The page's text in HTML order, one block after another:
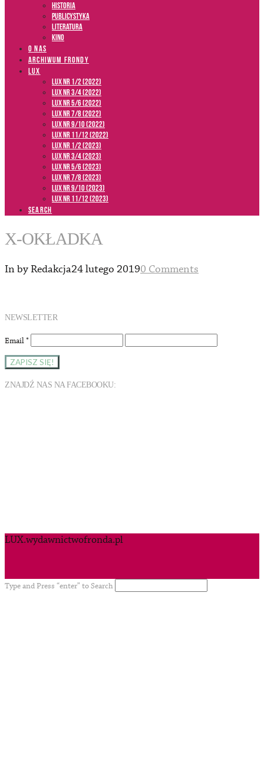
Historia
Publicystyka
Literatura
Kino
O NAS
ARCHIWUM FRONDY
LUX
LUX NR 1/2 (2022)
LUX NR 3/4 (2022)
LUX NR 5/6 (2022)
LUX NR 7/8 (2022)
LUX nr 9/10 (2022)
LUX NR 11/12 (2022)
LUX NR 1/2 (2023)
LUX NR 3/4 (2023)
LUX NR 5/6 (2023)
LUX NR 7/8 (2023)
LUX NR 9/10 (2023)
LUX NR 11/12 (2023)
SEARCH
X-OKŁADKA
In by Redakcja24 lutego 20190 Comments
NEWSLETTER
Email*
ZNAJDŹ NAS NA FACEBOOKU:
LUX.wydawnictwofronda.pl
Type and Press “enter” to Search